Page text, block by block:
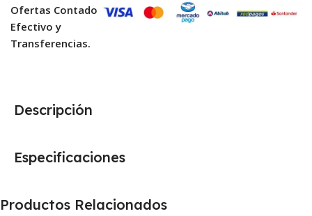
Ofertas Contado
Efectivo y
Transferencias.
Descripción
Especificaciones
Productos Relacionados